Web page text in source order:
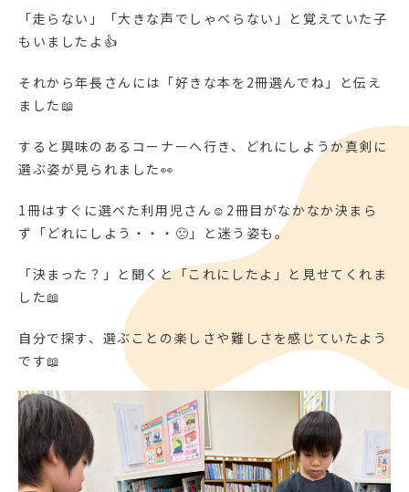
「走らない」「大きな声でしゃべらない」と覚えていた子
もいましたよ👍
それから年長さんには「好きな本を2冊選んでね」と伝え
ました📖
すると興味のあるコーナーへ行き、どれにしようか真剣に
選ぶ姿が見られました👀
1冊はすぐに選べた利用児さん☺2冊目がなかなか決まら
ず「どれにしよう・・・🙁」と迷う姿も。
「決まった？」と聞くと「これにしたよ」と見せてくれま
した📖
自分で探す、選ぶことの楽しさや難しさを感じていたよう
です📖